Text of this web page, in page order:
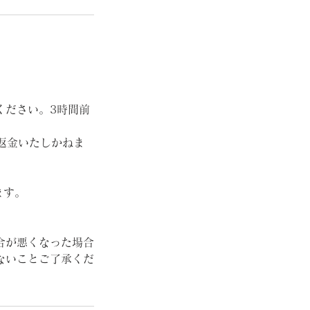
ださい。3時間前
金いたしかねま
。
が悪くなった場合
いことご了承くだ